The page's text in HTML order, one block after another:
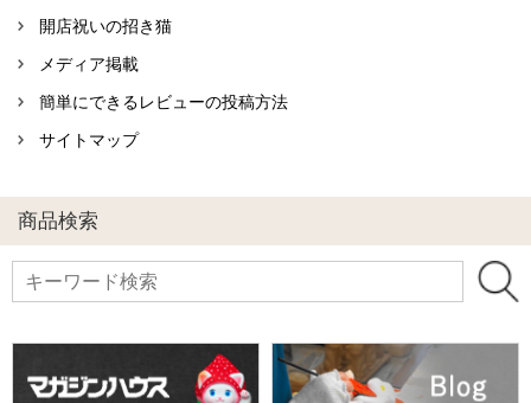
開店祝いの招き猫
メディア掲載
簡単にできるレビューの投稿方法
サイトマップ
商品検索